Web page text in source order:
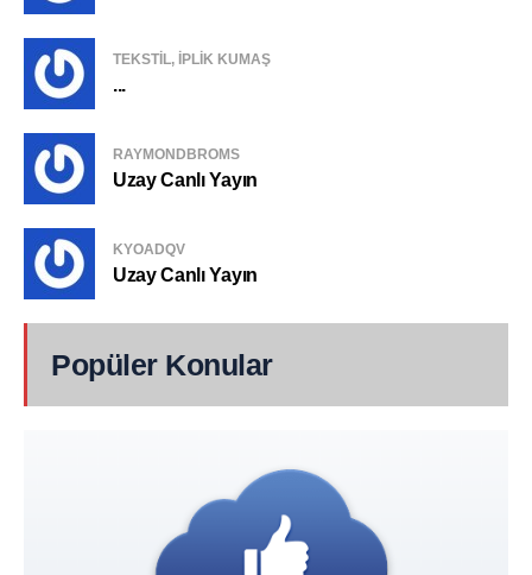
TEKSTIL, IPLIK KUMAŞ
...
RAYMONDBROMS
Uzay Canlı Yayın
KYOADQV
Uzay Canlı Yayın
Popüler Konular